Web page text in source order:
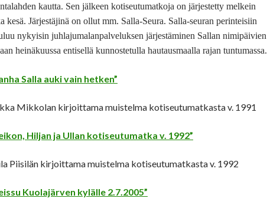
kautta. Sen jälkeen kotiseutumatkoja on järjestetty melkein
kesä. Järjestäjinä on ollut mm. Salla-Seura. Salla-seuran perinteisiin
nykyisin juhlajumalanpalveluksen järjestäminen Sallan nimipäivien
heinäkuussa entisellä kunnostetulla hautausmaalla rajan tuntumassa.
Salla auki vain hetken”
Mikkolan kirjoittama muistelma kotiseutumatkasta v. 1991
Hiljan ja Ullan kotiseutumatka v. 1992”
Piisilän kirjoittama muistelma kotiseutumatkasta v. 1992
Kuolajärven kylälle 2.7.2005”